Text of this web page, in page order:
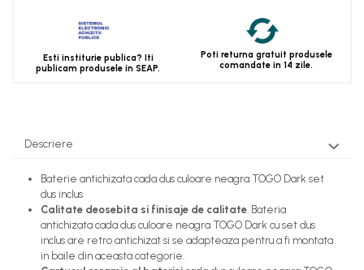
Esti institurie publica? Iti
publicam produsele in SEAP.
Poti returna gratuit produsele
comandate in 14 zile.
Descriere
Baterie antichizata cada dus culoare neagra TOGO Dark set
dus inclus
Calitate deosebita si finisaje de calitate. Bateria
antichizata cada dus culoare neagra TOGO Dark cu set dus
inclus are retro antichizat si se adapteaza pentru a fi montata
in baile din aceasta categorie.